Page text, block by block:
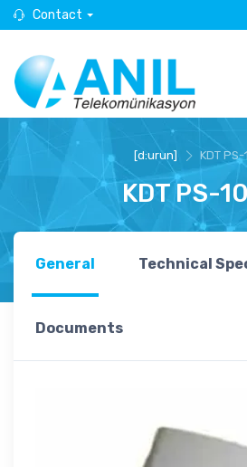
Contact
[d:urun] KDT PS-
KDT PS-
General Technical
Documents